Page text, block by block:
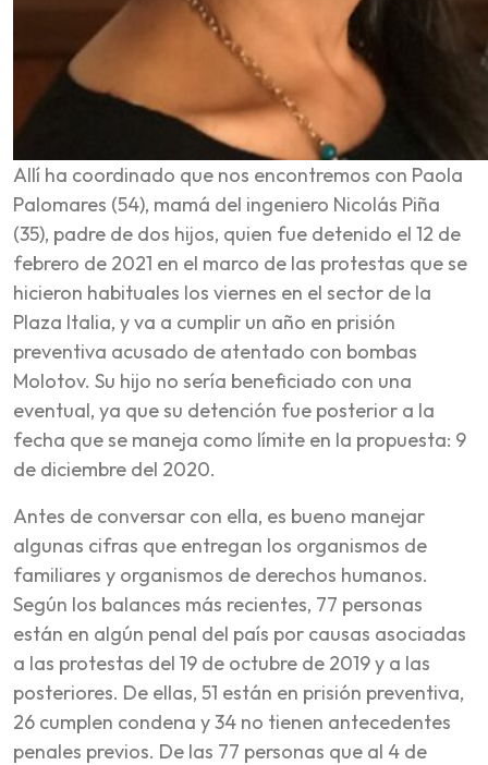
Allí ha coordinado que nos encontremos con Paola
Palomares (54), mamá del ingeniero Nicolás Piña
(35), padre de dos hijos, quien fue detenido el 12 de
febrero de 2021 en el marco de las protestas que se
hicieron habituales los viernes en el sector de la
Plaza Italia, y va a cumplir un año en prisión
preventiva acusado de atentado con bombas
Molotov. Su hijo no sería beneficiado con una
eventual, ya que su detención fue posterior a la
fecha que se maneja como límite en la propuesta: 9
de diciembre del 2020.
Antes de conversar con ella, es bueno manejar
algunas cifras que entregan los organismos de
familiares y organismos de derechos humanos.
Según los balances más recientes, 77 personas
están en algún penal del país por causas asociadas
a las protestas del 19 de octubre de 2019 y a las
posteriores. De ellas, 51 están en prisión preventiva,
26 cumplen condena y 34 no tienen antecedentes
penales previos. De las 77 personas que al 4 de